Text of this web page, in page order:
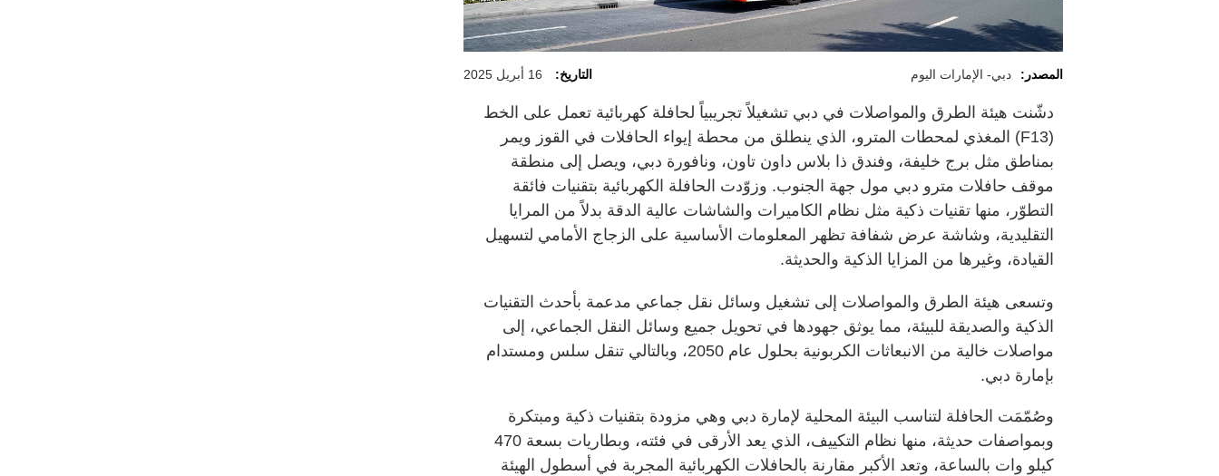
المصدر: دبي- الإمارات اليوم التاريخ: 16 أبريل 2025
دشّنت هيئة الطرق والمواصلات في دبي تشغيلاً تجريبياً لحافلة كهربائية تعمل على الخط
(F13) المغذي لمحطات المترو، الذي ينطلق من محطة إيواء الحافلات في القوز ويمر
بمناطق مثل برج خليفة، وفندق ذا بلاس داون تاون، ونافورة دبي، ويصل إلى منطقة
موقف حافلات مترو دبي مول جهة الجنوب. وزوّدت الحافلة الكهربائية بتقنيات فائقة
التطوّر، منها تقنيات ذكية مثل نظام الكاميرات والشاشات عالية الدقة بدلاً من المرايا
التقليدية، وشاشة عرض شفافة تظهر المعلومات الأساسية على الزجاج الأمامي لتسهيل
القيادة، وغيرها من المزايا الذكية والحديثة.
وتسعى هيئة الطرق والمواصلات إلى تشغيل وسائل نقل جماعي مدعمة بأحدث التقنيات
الذكية والصديقة للبيئة، مما يوثق جهودها في تحويل جميع وسائل النقل الجماعي، إلى
مواصلات خالية من الانبعاثات الكربونية بحلول عام 2050، وبالتالي تنقل سلس ومستدام
بإمارة دبي.
وصُمّمَت الحافلة لتناسب البيئة المحلية لإمارة دبي وهي مزودة بتقنيات ذكية ومبتكرة
وبمواصفات حديثة، منها نظام التكييف، الذي يعد الأرقى في فئته، وبطاريات بسعة 470
كيلو وات بالساعة، وتعد الأكبر مقارنة بالحافلات الكهربائية المجربة في أسطول الهيئة